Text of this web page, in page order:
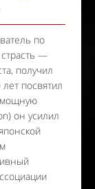
по
—
получил
посвятил
мощную
он усилил